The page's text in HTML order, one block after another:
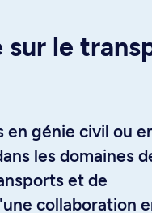
le
en génie civil ou
les domaines
et de
collaboration